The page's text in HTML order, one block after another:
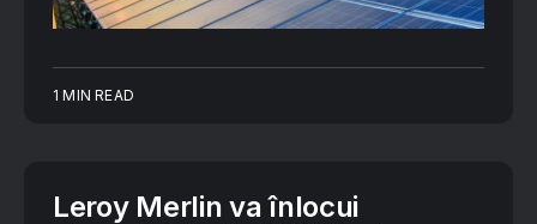
1 MIN READ
Leroy Merlin va înlocui